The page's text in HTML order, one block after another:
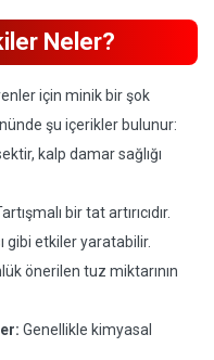
Neler?
için minik bir şok
şu içerikler bulunur:
kalp damar sağlığı
bir tat artırıcıdır.
gibi etkiler yaratabilir.
önerilen tuz miktarının
Genellikle kimyasal